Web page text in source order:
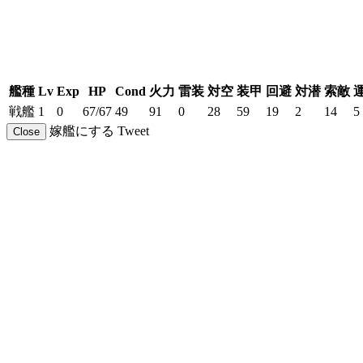
艦種 Lv Exp HP Cond 火力 雷装 対空 装甲 回避 対潜 索敵
戦艦 1 0 67/67 49 91 0 28 59 19 2 14 5
Close 嫁艦にする Tweet